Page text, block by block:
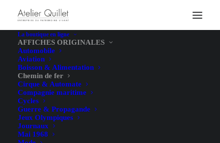
La boutique en ligne
AFFICHES ORIGINALES
Automobile
Aviation
Boisson & Alimentation
Chemin de fer
Cirque & Automate
Compagnie maritime
Cycles
Guerre & Propagande
Jeux Olympiques
Journaux
Mai 1968